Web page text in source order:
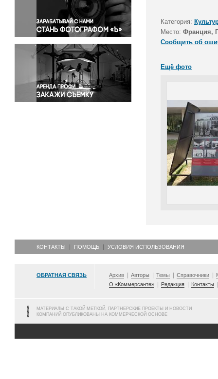
Правосудие
Происшествия и конфликты
Религия
Светская жизнь
Спорт
Экология
Экономика и бизнес
Категория:
Место: Франция,
Сообщить об
Ещё фото
КОНТАКТЫ ПОМОЩЬ УСЛОВИЯ ИСПОЛЬЗОВАНИЯ
ОБРАТНАЯ СВЯЗЬ Архив Авторы Темы Справочники
О «Коммерсанте»
Редакция Контакты
МАТЕРИАЛЫ С ТАКОЙ МЕТКОЙ, ПАРТНЕРСКИЕ ПРОЕКТЫ И НОВОСТИ
КОМПАНИЙ ОПУБЛИКОВАНЫ НА КОММЕРЧЕСКОЙ ОСНОВЕ